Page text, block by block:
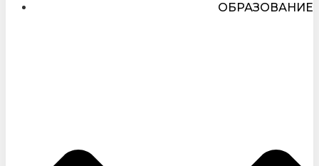
ОБРАЗОВАНИЕ